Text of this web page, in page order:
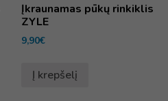
Įkraunamas pūkų rinkiklis
ZYLE
9,90€
Į krepšelį